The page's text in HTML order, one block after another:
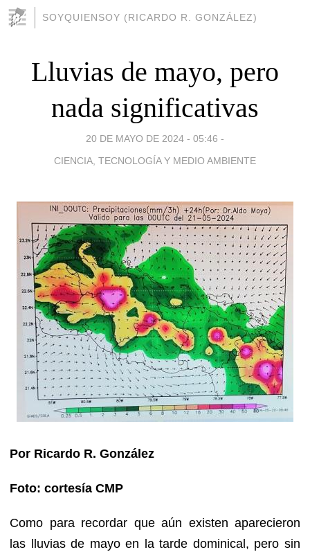
SOYQUIENSOY (RICARDO R. GONZÁLEZ)
Lluvias de mayo, pero
nada significativas
20 DE MAYO DE 2024 - 05:46 -
CIENCIA, TECNOLOGÍA Y MEDIO AMBIENTE
Por Ricardo R. González
Foto: cortesía CMP
Como para recordar que aún existen aparecieron
las lluvias de mayo en la tarde dominical, pero sin